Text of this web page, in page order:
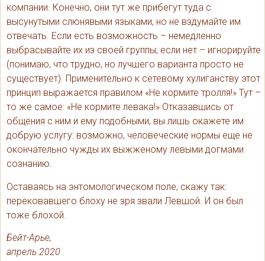
компании. Конечно, они тут же прибегут туда с
высунутыми слюнявыми языками, но не вздумайте им
отвечать. Если есть возможность – немедленно
выбрасывайте их из своей группы; если нет – игнорируйте
(понимаю, что трудно, но лучшего варианта просто не
существует). Применительно к сетевому хулиганству этот
принцип выражается правилом «Не кормите тролля!» Тут –
то же самое: «Не кормите левака!» Отказавшись от
общения с ним и ему подобными, вы лишь окажете им
добрую услугу: возможно, человеческие нормы еще не
окончательно чужды их выжженому левыми догмами
сознанию.
Оставаясь на энтомологическом поле, скажу так:
перековавшего блоху не зря звали Левшой. И он был
тоже блохой.
Бейт-Арье,
апрель 2020